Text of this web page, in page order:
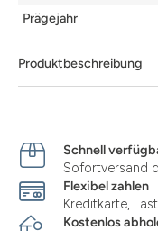
Produktbeschreibung
Prägejahr
Schnell
Sofortversand
Flexibel zahlen
Kreditkarte,
Kostenlos